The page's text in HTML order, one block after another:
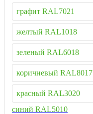
графит RAL7021
желтый RAL1018
зеленый RAL6018
коричневый RAL8017
красный RAL3020
синий RAL5010